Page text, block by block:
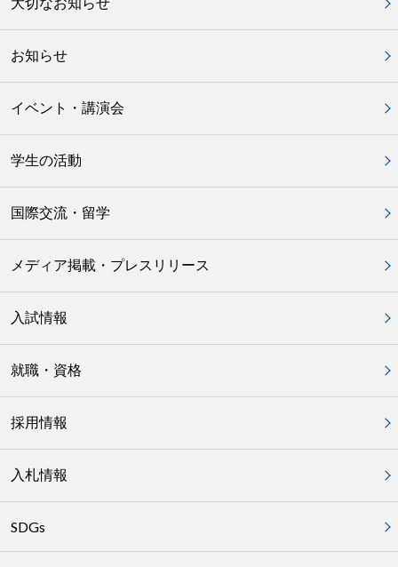
お知らせ
イベント・講演会
学生の活動
国際交流・留学
メディア掲載・プレスリリース
入試情報
就職・資格
採用情報
入札情報
SDGs